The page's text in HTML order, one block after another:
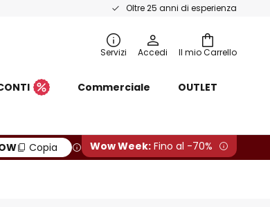
Oltre 25 anni di esperienza
Il mio Carrello
Servizi Accedi
Commerciale OUTLET
Copia Wow Week: Fino al -70%